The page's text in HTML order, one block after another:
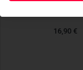
16,90 €